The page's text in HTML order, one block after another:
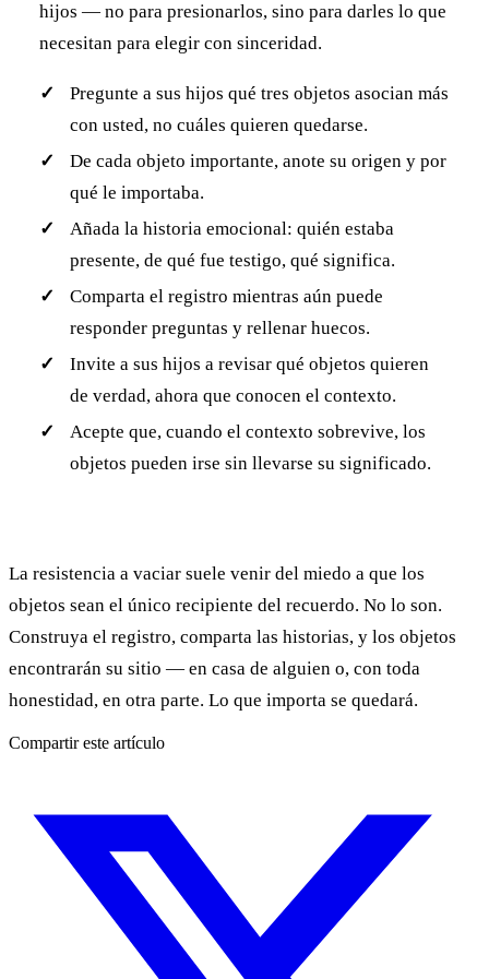
hijos — no para presionarlos, sino para darles lo que
necesitan para elegir con sinceridad.
Pregunte a sus hijos qué tres objetos asocian más
con usted, no cuáles quieren quedarse.
De cada objeto importante, anote su origen y por
qué le importaba.
Añada la historia emocional: quién estaba
presente, de qué fue testigo, qué significa.
Comparta el registro mientras aún puede
responder preguntas y rellenar huecos.
Invite a sus hijos a revisar qué objetos quieren
de verdad, ahora que conocen el contexto.
Acepte que, cuando el contexto sobrevive, los
objetos pueden irse sin llevarse su significado.
La resistencia a vaciar suele venir del miedo a que los
objetos sean el único recipiente del recuerdo. No lo son.
Construya el registro, comparta las historias, y los objetos
encontrarán su sitio — en casa de alguien o, con toda
honestidad, en otra parte. Lo que importa se quedará.
Compartir este artículo